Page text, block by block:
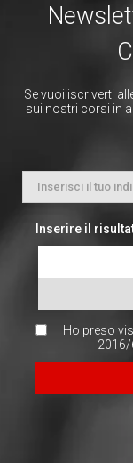
Se vuoi iscriverti
sui nostri corsi in
Inserire il
Ho preso
2016/